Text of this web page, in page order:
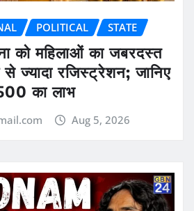
POLITICAL STATE
को महिलाओं का जबरदस्त
ज्यादा रजिस्ट्रेशन; जानिए
का लाभ
Aug 5, 2026